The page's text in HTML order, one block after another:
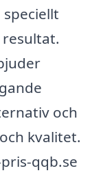
och
kvalitet.
qqb.se